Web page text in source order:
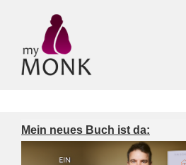
Mein neues Buch ist da: